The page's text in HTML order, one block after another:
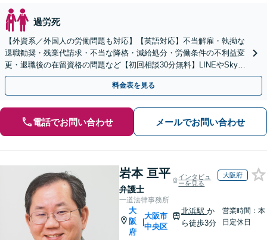
過労死
【外資系／外国人の労働問題も対応】【英語対応】不当解雇・執拗な
退職勧奨・残業代請求・不当な降格・減給処分・労働条件の不利益変
更・退職後の在留資格の問題など【初回相談30分無料】LINEやSkype
の連絡相談可！職場のハラスメント問題にも！
料金表を見る
電話でお問い合わせ メールでお問い合わせ
岩本 亘平
弁護士
インタビュ
ーを見る
大阪府
一道法律事務所
大
阪
府
|
大阪市
中央区
北浜駅 か
ら徒歩3分
営業時間：本
日定休日